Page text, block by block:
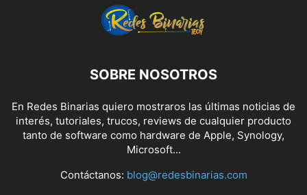
SOBRE NOSOTROS
En Redes Binarias quiero mostraros las últimas noticias de
interés, tutoriales, trucos, reviews de cualquier producto
tanto de software como hardware de Apple, Synology,
Microsoft...
Contáctanos: blog@redesbinarias.com